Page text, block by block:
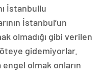
İstanbullu
İstanbul’un
olmadığı gibi verilen
gidemiyorlar.
olmak onların